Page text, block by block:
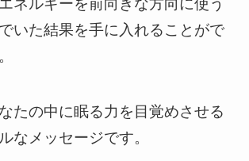
ネルギーを前向きな方向に使う
いた結果を手に入れることがで
たの中に眠る力を目覚めさせる
なメッセージです。